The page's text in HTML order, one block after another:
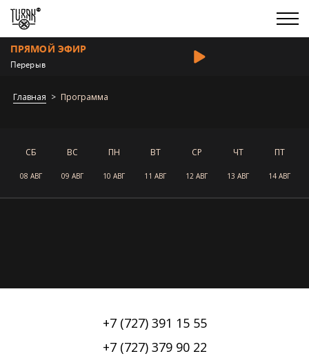
ПРЯМОЙ ЭФИР
Перерыв
Главная Программа
СБ
08 АВГ
ВС
09 АВГ
ПН
10 АВГ
ВТ
11 АВГ
СР
12 АВГ
ЧТ
13 АВГ
ПТ
14 АВГ
+7 (727) 391 15 55
+7 (727) 379 90 22